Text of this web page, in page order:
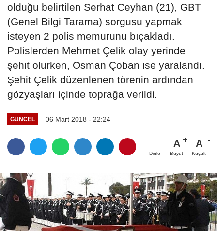
olduğu belirtilen Serhat Ceyhan (21), GBT
(Genel Bilgi Tarama) sorgusu yapmak
isteyen 2 polis memurunu bıçakladı.
Polislerden Mehmet Çelik olay yerinde
şehit olurken, Osman Çoban ise yaralandı.
Şehit Çelik düzenlenen törenin ardından
gözyaşları içinde toprağa verildi.
GÜNCEL 06 Mart 2018 - 22:24
Dinle
A
Büyüt
A
Küçült